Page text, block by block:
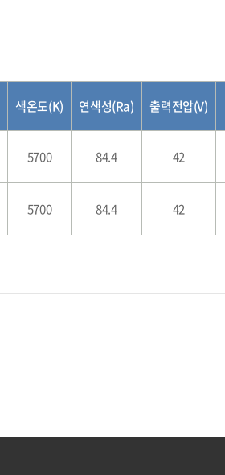
색온도(K) 연색성(Ra) 출력전압(V)
5700 84.4 42
5700 84.4 42